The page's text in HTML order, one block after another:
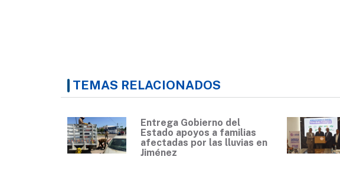
TEMAS RELACIONADOS
Entrega Gobierno del
Estado apoyos a familias
afectadas por las lluvias en
Jiménez